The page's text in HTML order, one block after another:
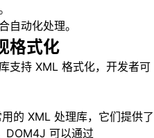
自动化处理。
格式化
支持 XML 格式化，开发者可
的 XML 处理库，它们提供了
DOM4J 可以通过